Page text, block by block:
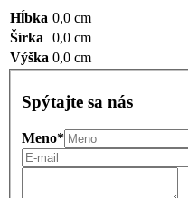
Hĺbka 0,0 cm
Šírka
0,0 cm
Výška 0,0 cm
Spýtajte sa nás
Meno*